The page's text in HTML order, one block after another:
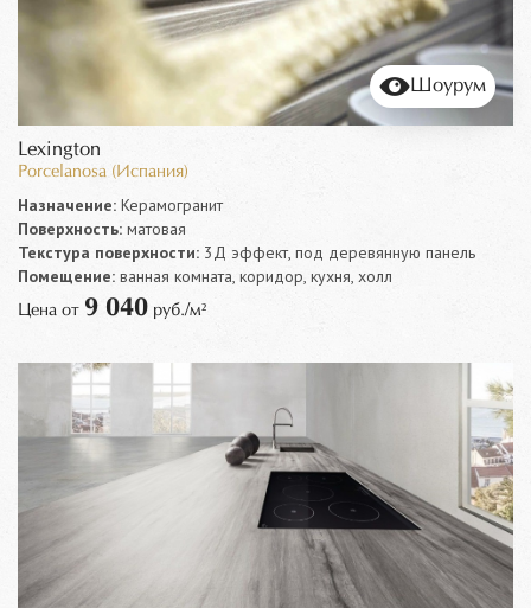
Шоурум
Lexington
Porcelanosa (Испания)
Назначение: Керамогранит
Поверхность: матовая
Текстура поверхности: 3Д эффект, под деревянную панель
Помещение: ванная комната, коридор, кухня, холл
Цена от 9 040 руб./м²